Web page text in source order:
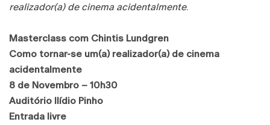
realizador(a) de cinema acidentalmente.
Masterclass com Chintis Lundgren
Como tornar-se um(a) realizador(a) de cinema
acidentalmente
8 de Novembro – 10h30
Auditório Ilídio Pinho
Entrada livre